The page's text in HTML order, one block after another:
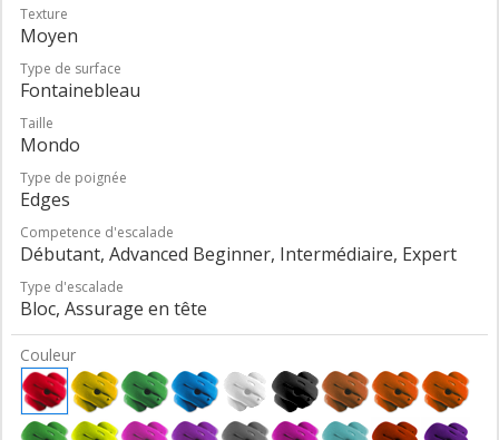
Texture
Moyen
Type de surface
Fontainebleau
Taille
Mondo
Type de poignée
Edges
Competence d'escalade
Débutant, Advanced Beginner, Intermédiaire, Expert
Type d'escalade
Bloc, Assurage en tête
Couleur